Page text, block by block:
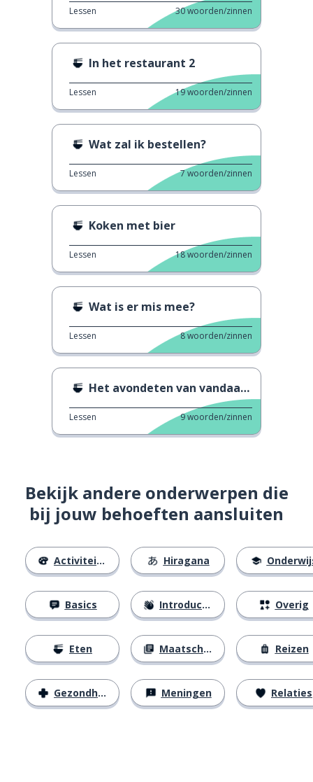
Lessen 30woorden/zinnen
In het restaurant 2
Lessen 19woorden/zinnen
Wat zal ik bestellen?
Lessen 7woorden/zinnen
Koken met bier
Lessen 18woorden/zinnen
Wat is er mis mee?
Lessen 8woorden/zinnen
Het avondeten van vandaag is stoofpot
Lessen 9woorden/zinnen
Bekijk andere onderwerpen die
bij jouw behoeften aansluiten
Activiteiten
Basics
Eten
Gezondheid
Hiragana
Introducties
Maatschappij
Meningen
Overig
Reizen
Relaties